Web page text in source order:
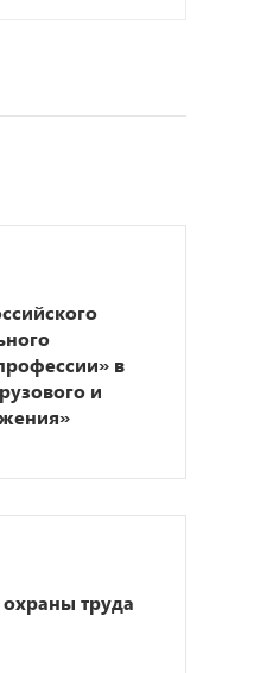
в
и
охраны труда